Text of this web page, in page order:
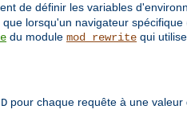
de définir les variables
lorsqu'un navigateur
du module mod_rewrite qui
pour chaque requête à une